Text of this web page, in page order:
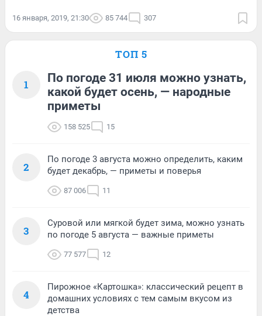
16 января, 2019, 21:30 85 744 307
ТОП 5
1
По погоде 31 июля можно узнать,
какой будет осень, — народные
приметы
158 525 15
2
По погоде 3 августа можно определить, каким
будет декабрь, — приметы и поверья
87 006 11
3
Суровой или мягкой будет зима, можно узнать
по погоде 5 августа — важные приметы
77 577 12
4
Пирожное «Картошка»: классический рецепт в
домашних условиях с тем самым вкусом из
детства